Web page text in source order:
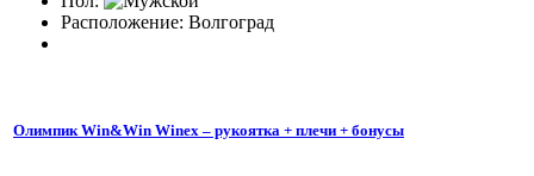
Расположение: Волгоград
Олимпик Win&Win Winex – рукоятка + плечи + бонусы